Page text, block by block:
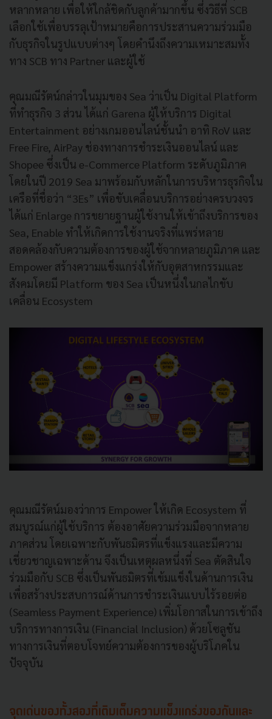
หลากหลาย เพื่อให้ใกล้ชิดกับลูกค้ามากขึ้น ซึ่งวิธีที่ SCB
เลือกใช้เพื่อบรรลุเป้าหมายคือการประสานความร่วมมือ
กับธุรกิจในรูปแบบต่างๆ โดยคำนึงถึงความเหมาะสมทั้ง
ทาง SCB ทาง Partner และผู้ใช้
คุณมณีรัตน์กล่าวในมุมของ Sea ว่าเป็น Digital Platform
ที่ทำธุรกิจ 3 ส่วน ได้แก่ Garena ผู้ให้บริการ Digital
Entertainment อย่างเกมออนไลน์ชั้นนำ อาทิ RoV และ
Free Fire, AirPay ช่องทางการชำระเงินออนไลน์ และ
Shopee ซึ่งเป็น e-Commerce Platform ระดับภูมิภาค
โดยในปี 2019 Sea มาพร้อมกับหลักในการบริหารธุรกิจใน
เครือที่ชื่อว่า “3Es” เพื่อขับเคลื่อนบริการอย่างครบวงจร
ได้แก่ Enlarge การขยายฐานผู้ใช้งานให้เข้าถึงบริการของ
Sea, Enable ทำให้เกิดการใช้งานจริงที่แพร่หลาย
สอดคล้องกับความต้องการของผู้ใช้จากหลายภูมิภาค และ
Empower สร้างความแข็งแกร่งให้กับอุตสาหกรรมและ
สังคมโดยมี Platform ของ Sea เป็นหนึ่งในกลไกขับ
เคลื่อน Ecosystem
คุณมณีรัตน์มองว่าการ Empower ให้เกิด Ecosystem ที่
สมบูรณ์แก่ผู้ใช้บริการ ต้องอาศัยความร่วมมือจากหลาย
ภาคส่วน โดยเฉพาะกับพันธมิตรที่แข็งแรงและมีความ
เชี่ยวชาญเฉพาะด้าน จึงเป็นเหตุผลหนึ่งที่ Sea ตัดสินใจ
ร่วมมือกับ SCB ซึ่งเป็นพันธมิตรที่เข้มแข็งในด้านการเงิน
เพื่อสร้างประสบการณ์ด้านการชำระเงินแบบไร้รอยต่อ
(Seamless Payment Experience) เพิ่มโอกาสในการเข้าถึง
บริการทางการเงิน (Financial Inclusion) ด้วยโซลูชัน
ทางการเงินที่ตอบโจทย์ความต้องการของผู้บริโภคใน
ปัจจุบัน
จุดเด่นของทั้งสองที่เติมเต็มความแข็งแกร่งของกันและ